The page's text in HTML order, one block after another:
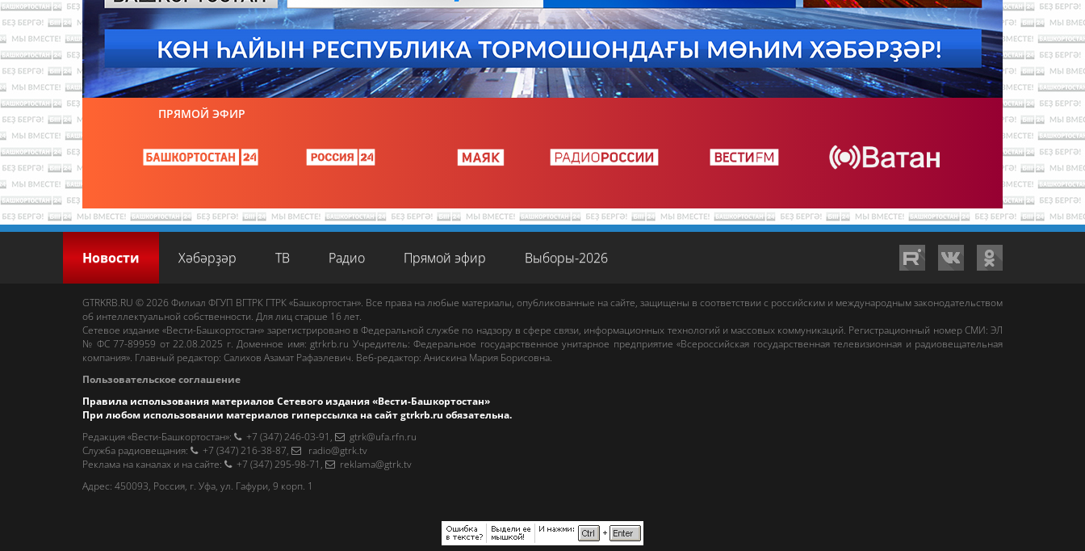
ПРЯМОЙ ЭФИР
Новости Хәбәрҙәр ТВ Радио Прямой эфир Выборы-2026
GTRKRB.RU © 2026 Филиал ФГУП ВГТРК ГТРК «Башкортостан». Все права на любые материалы, опубликованные на сайте, защищены в соответствии с российским и международным законодательством
об интеллектуальной собственности. Для лиц старше 16 лет.
Сетевое издание «Вести-Башкортостан» зарегистрировано в Федеральной службе по надзору в сфере связи, информационных технологий и массовых коммуникаций. Регистрационный номер СМИ: ЭЛ
№ ФС 77-89959 от 22.08.2025 г. Доменное имя:gtrkrb.ru Учредитель: Федеральное государственное унитарное предприятие «Всероссийская государственная телевизионная и радиовещательная
компания». Главный редактор: Салихов Азамат Рафаэлевич. Веб-редактор: Анискина Мария Борисовна.
Пользовательское соглашение
Правила использования материалов Сетевого издания «Вести-Башкортостан»
При любом использовании материалов гиперссылка на сайтgtrkrb.ru обязательна.
Редакция «Вести-Башкортостан»: +7 (347) 246-03-91 ,
gtrk@ufa.rfn.ru
Cлужба радиовещания: +7 (347) 216-38-87,
radio@gtrk.tv
Реклама на каналах и на сайте: +7 (347) 295-98-71 ,
reklama@gtrk.tv
Адрес: 450093, Россия, г. Уфа, ул. Гафури, 9 корп. 1